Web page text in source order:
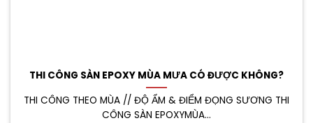
THI CÔNG SÀN EPOXY MÙA MƯA CÓ ĐƯỢC KHÔNG?
THI CÔNG THEO MÙA // ĐỘ ẨM & ĐIỂM ĐỌNG SƯƠNG THI
CÔNG SÀN EPOXYMÙA...